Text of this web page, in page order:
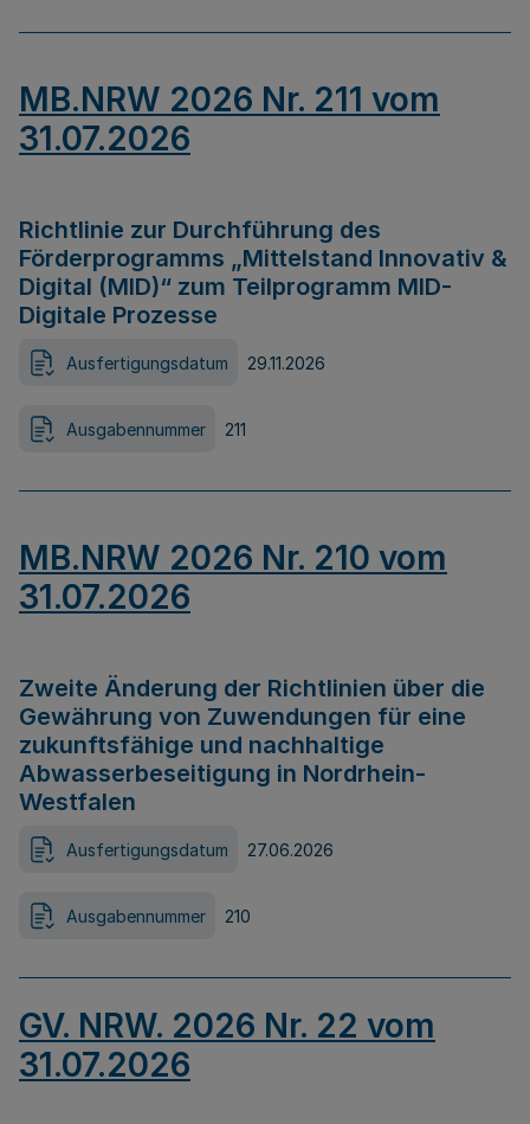
MB.NRW 2026 Nr. 211 vom
31.07.2026
Richtlinie zur Durchführung des
Förderprogramms „Mittelstand Innovativ &
Digital (MID)“ zum Teilprogramm MID-
Digitale Prozesse
Ausfertigungsdatum 29.11.2026
Ausgabennummer 211
MB.NRW 2026 Nr. 210 vom
31.07.2026
Zweite Änderung der Richtlinien über die
Gewährung von Zuwendungen für eine
zukunftsfähige und nachhaltige
Abwasserbeseitigung in Nordrhein-
Westfalen
Ausfertigungsdatum 27.06.2026
Ausgabennummer 210
GV. NRW. 2026 Nr. 22 vom
31.07.2026